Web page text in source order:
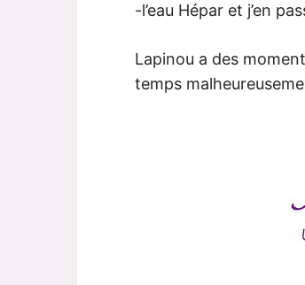
-l’eau Hépar et j’en
Lapinou a des
temps